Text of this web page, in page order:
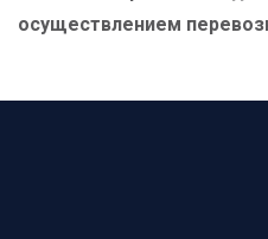
осуществлением